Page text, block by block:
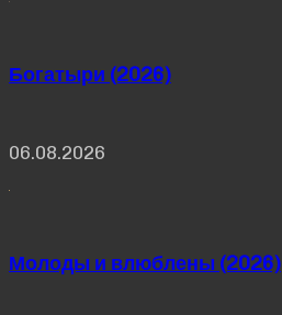
Богатыри (2026)
06.08.2026
Молоды и влюблены (2026)